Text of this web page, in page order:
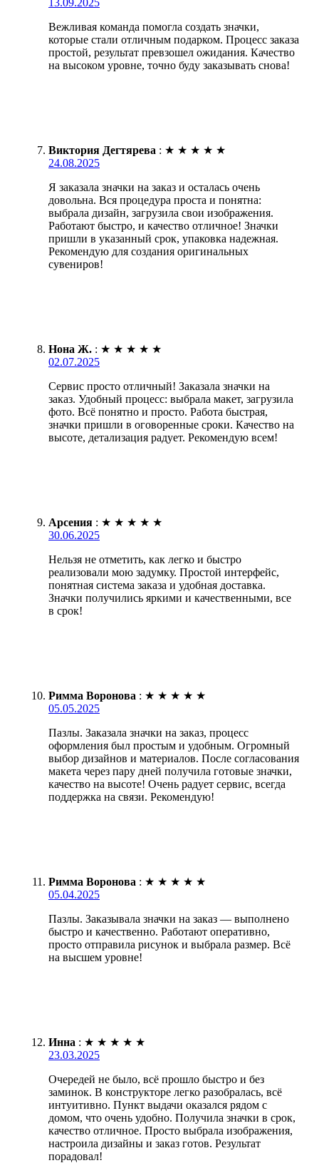
Вежливая команда помогла создать значки,
которые стали отличным подарком. Процесс заказа
простой, результат превзошел ожидания. Качество
на высоком уровне, точно буду заказывать снова!
Виктория Дегтярева : ★ ★ ★ ★ ★
24.08.2025
Я заказала значки на заказ и осталась очень
довольна. Вся процедура проста и понятна:
выбрала дизайн, загрузила свои изображения.
Работают быстро, и качество отличное! Значки
пришли в указанный срок, упаковка надежная.
Рекомендую для создания оригинальных
сувениров!
Нона Ж. : ★ ★ ★ ★ ★
02.07.2025
Сервис просто отличный! Заказала значки на
заказ. Удобный процесс: выбрала макет, загрузила
фото. Всё понятно и просто. Работа быстрая,
значки пришли в оговоренные сроки. Качество на
высоте, детализация радует. Рекомендую всем!
Арсения : ★ ★ ★ ★ ★
30.06.2025
Нельзя не отметить, как легко и быстро
реализовали мою задумку. Простой интерфейс,
понятная система заказа и удобная доставка.
Значки получились яркими и качественными, все
в срок!
Римма Воронова : ★ ★ ★ ★ ★
05.05.2025
Пазлы. Заказала значки на заказ, процесс
оформления был простым и удобным. Огромный
выбор дизайнов и материалов. После согласования
макета через пару дней получила готовые значки,
качество на высоте! Очень радует сервис, всегда
поддержка на связи. Рекомендую!
Римма Воронова : ★ ★ ★ ★ ★
05.04.2025
Пазлы. Заказывала значки на заказ — выполнено
быстро и качественно. Работают оперативно,
просто отправила рисунок и выбрала размер. Всё
на высшем уровне!
Инна : ★ ★ ★ ★ ★
23.03.2025
Очередей не было, всё прошло быстро и без
заминок. В конструкторе легко разобралась, всё
интуитивно. Пункт выдачи оказался рядом с
домом, что очень удобно. Получила значки в срок,
качество отличное. Просто выбрала изображения,
настроила дизайны и заказ готов. Результат
порадовал!